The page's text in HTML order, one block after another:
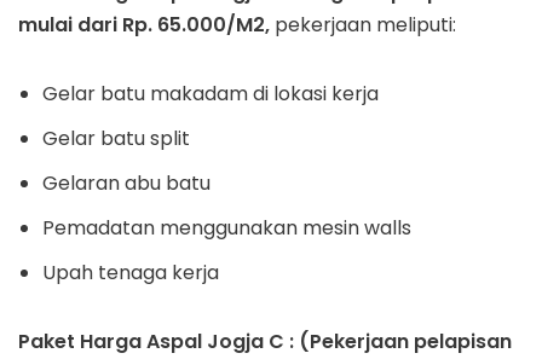
mulai dari Rp. 65.000/M2, pekerjaan meliputi:
Gelar batu makadam di lokasi kerja
Gelar batu split
Gelaran abu batu
Pemadatan menggunakan mesin walls
Upah tenaga kerja
Paket Harga Aspal Jogja C : (Pekerjaan pelapisan